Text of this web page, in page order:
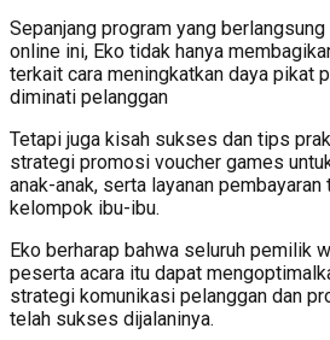
Sepanjang program yang
online ini, Eko tidak hanya
terkait cara meningkatkan daya pikat
diminati pelanggan
Tetapi juga kisah sukses dan tips
strategi promosi voucher games
anak-anak, serta layanan
kelompok ibu-ibu.
Eko berharap bahwa seluruh pemilik
peserta acara itu dapat
strategi komunikasi pelanggan dan
telah sukses dijalaninya.